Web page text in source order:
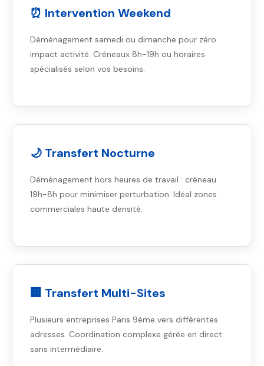
⏰ Intervention Weekend
Déménagement samedi ou dimanche pour zéro
impact activité. Créneaux 8h-19h ou horaires
spécialisés selon vos besoins.
🌙 Transfert Nocturne
Déménagement hors heures de travail : créneau
19h-8h pour minimiser perturbation. Idéal zones
commerciales haute densité.
🏢 Transfert Multi-Sites
Plusieurs entreprises Paris 9ème vers différentes
adresses. Coordination complexe gérée en direct
sans intermédiaire.